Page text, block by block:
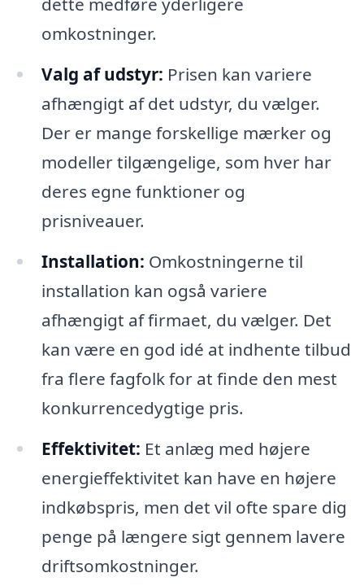
omkostninger.
Valg af udstyr: Prisen kan variere
afhængigt af det udstyr, du vælger.
Der er mange forskellige mærker og
modeller tilgængelige, som hver har
deres egne funktioner og
prisniveauer.
Installation: Omkostningerne til
installation kan også variere
afhængigt af firmaet, du vælger. Det
kan være en god idé at indhente tilbud
fra flere fagfolk for at finde den mest
konkurrencedygtige pris.
Effektivitet: Et anlæg med højere
energieffektivitet kan have en højere
indkøbspris, men det vil ofte spare dig
penge på længere sigt gennem lavere
driftsomkostninger.